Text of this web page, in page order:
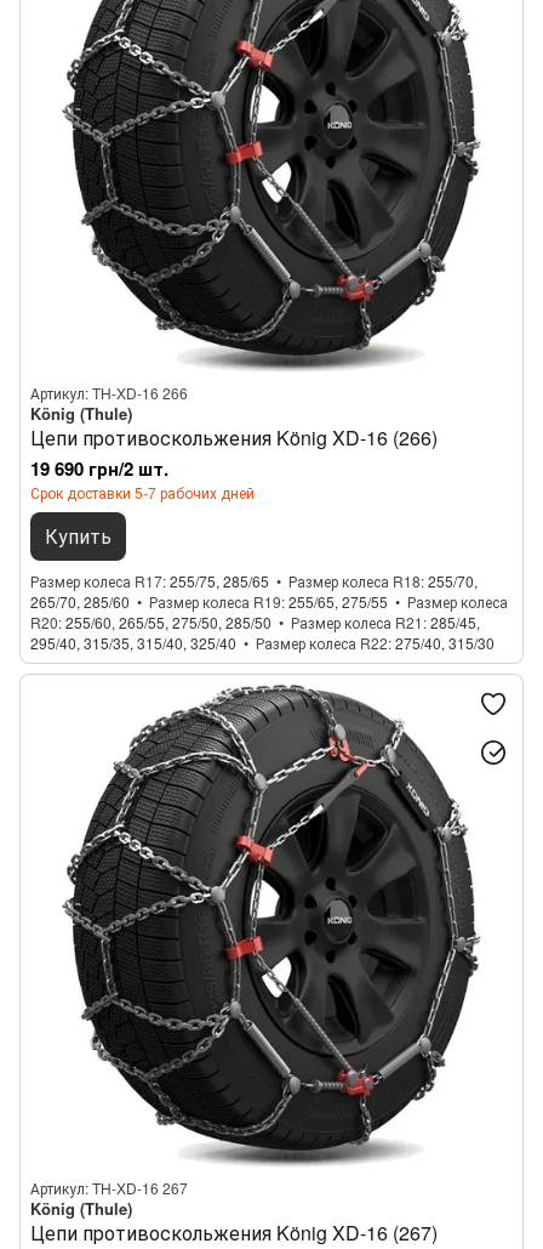
Артикул: TH-XD-16 266
König (Thule)
Цепи противоскольжения König XD-16 (266)
19 690 грн/2 шт.
Срок доставки 5-7 рабочих дней
Купить
Размер колеса R17 255/75, 285/65 Размер колеса R18 255/70,
265/70, 285/60
Размер колеса R19 255/65, 275/55
Размер колеса
R20 255/60, 265/55, 275/50, 285/50 Размер колеса R21 285/45,
295/40, 315/35, 315/40, 325/40
Размер колеса R22 275/40, 315/30
Артикул: TH-XD-16 267
König (Thule)
Цепи противоскольжения König XD-16 (267)